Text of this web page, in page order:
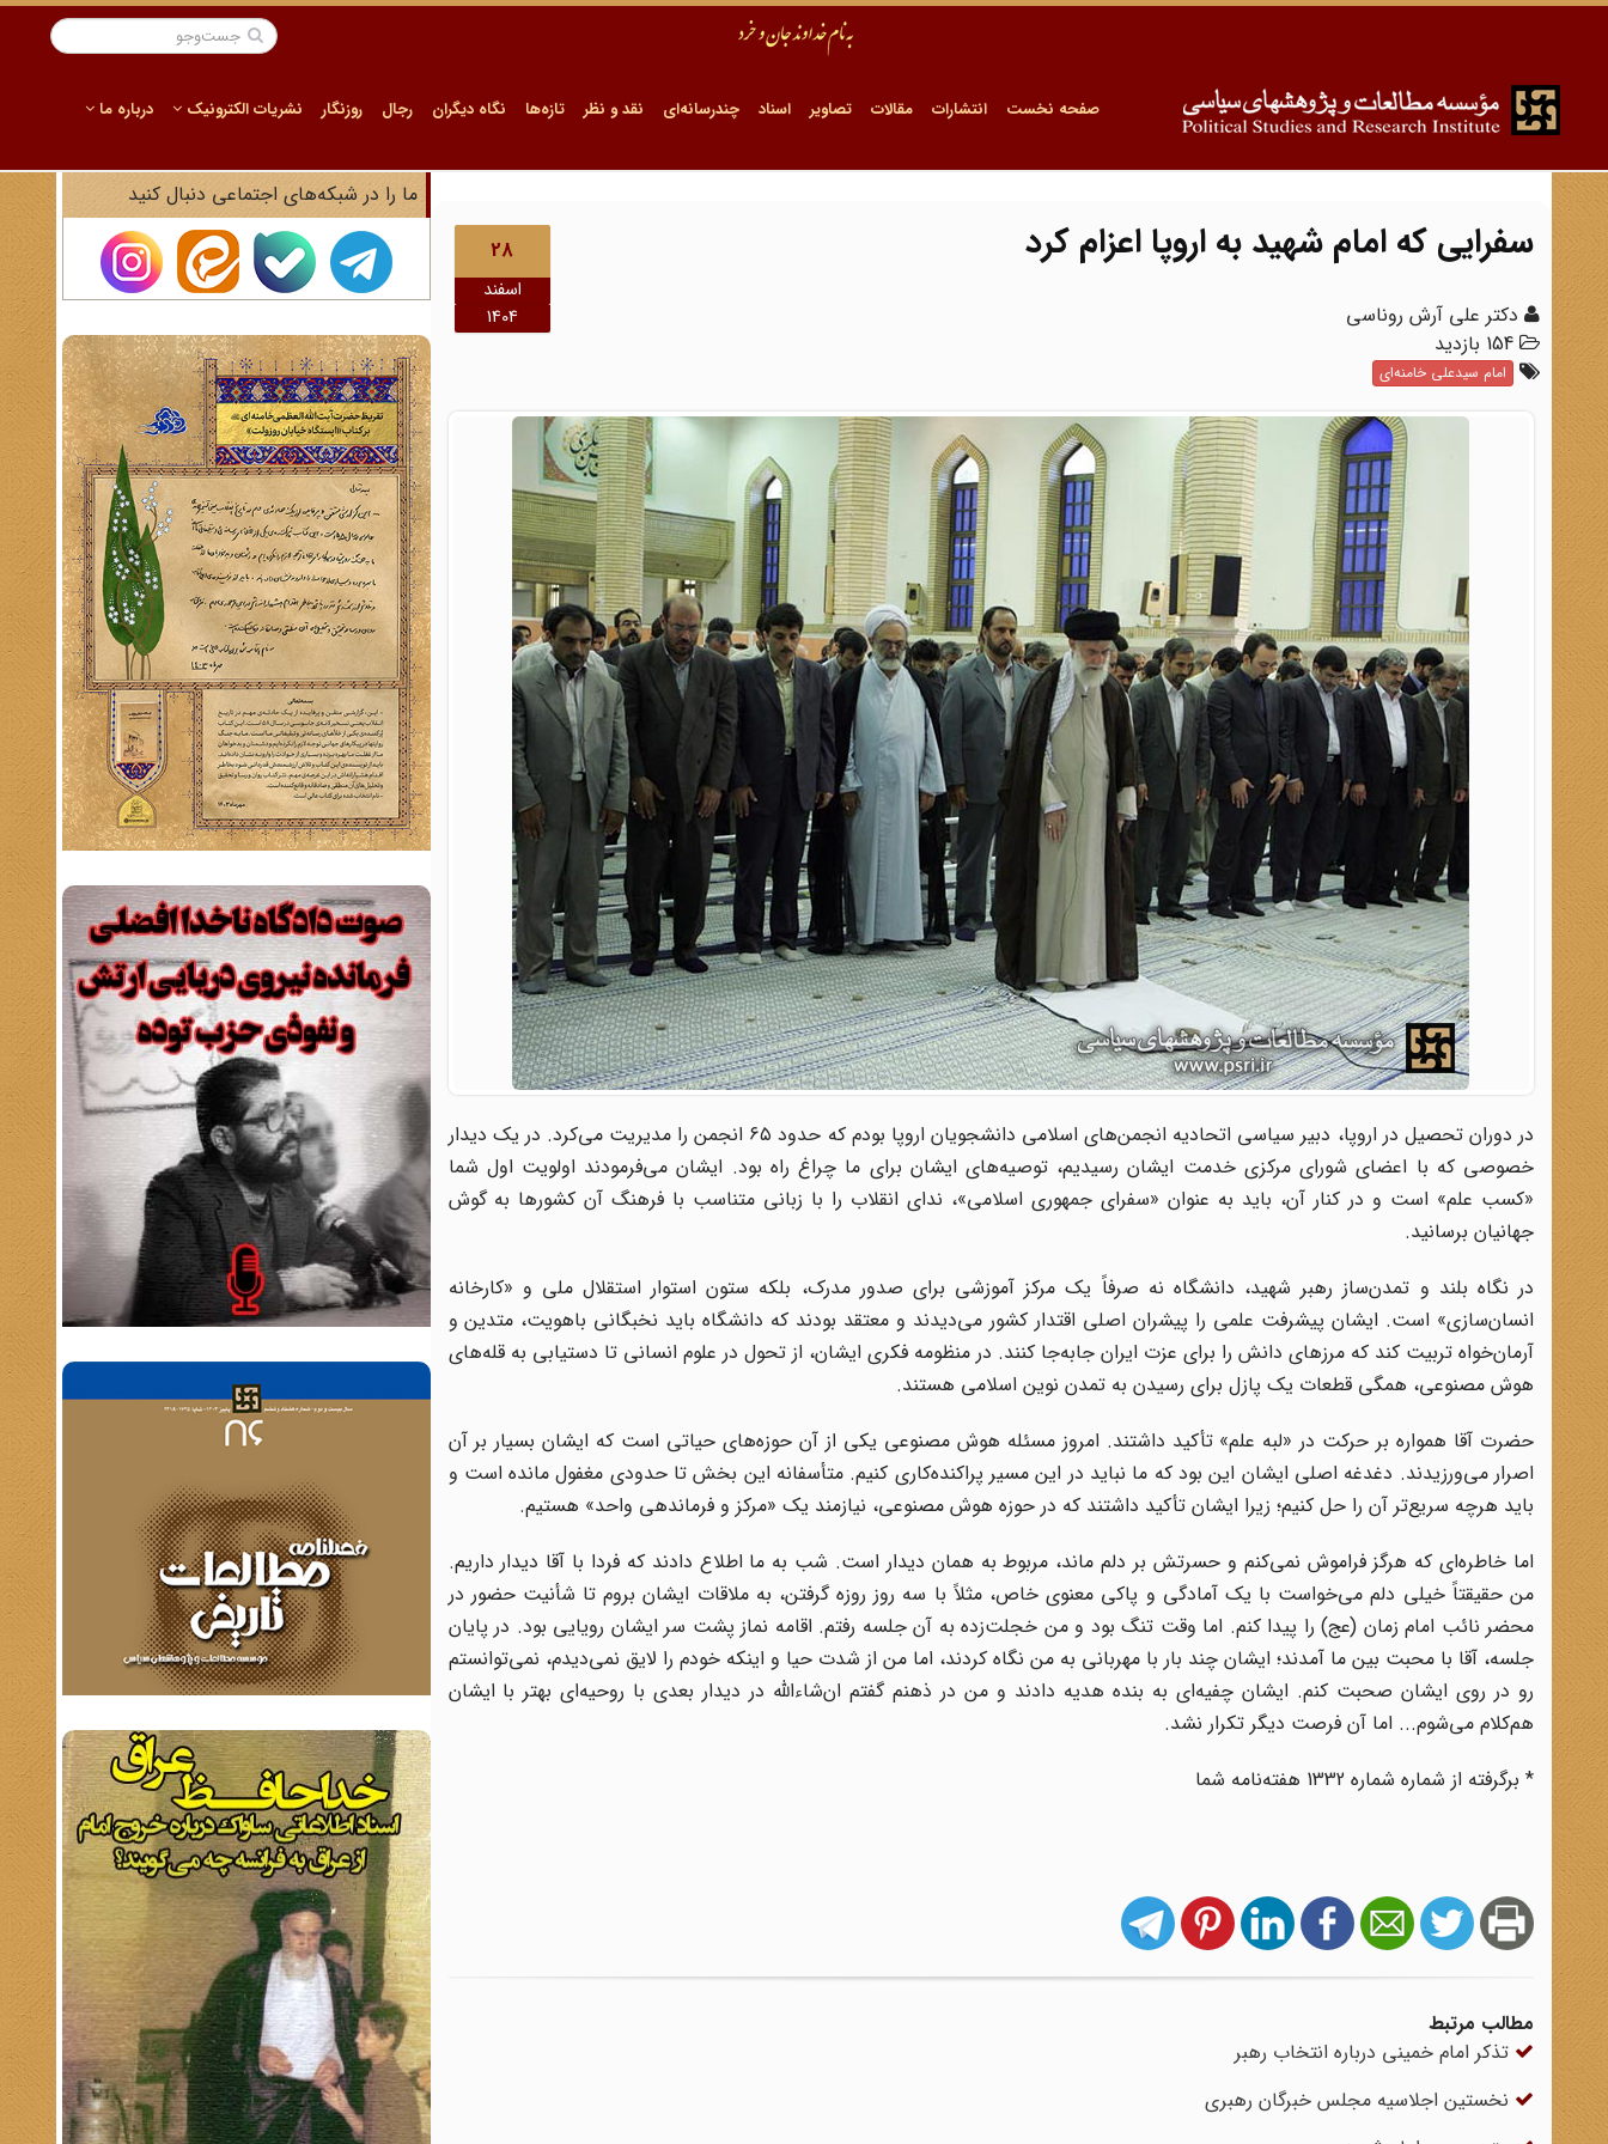
صفحه نخست انتشارات مقالات تصاویر اسناد چندرسانه‌ای نقد و نظر تازه‌ها نگاه دیگران رجال روزنگار نشریات الکترونیک درباره ما
28
اسفند
1404
سفرایی که امام شهید به اروپا اعزام کرد
دکتر علی آرش روناسی
امام سیدعلی خامنه‌ای
در دوران تحصیل در اروپا، دبیر سیاسی اتحادیه انجمن‌های اسلامی دانشجویان اروپا بودم که حدود ۶۵ انجمن را مدیریت می‌کرد. در یک دیدار
خصوصی که با اعضای شورای مرکزی خدمت ایشان رسیدیم، توصیه‌های ایشان برای ما چراغ راه بود. ایشان می‌فرمودند اولویت اول شما
«کسب علم» است و در کنار آن، باید به عنوان «سفرای جمهوری اسلامی»، ندای انقلاب را با زبانی متناسب با فرهنگ آن کشورها به گوش
جهانیان برسانید.
‌در نگاه بلند و تمدن‌ساز رهبر شهید، دانشگاه نه صرفاً یک مرکز آموزشی برای صدور مدرک، بلکه ستون استوار استقلال ملی و «کارخانه
انسان‌سازی» است. ایشان پیشرفت علمی را پیشران اصلی اقتدار کشور می‌دیدند و معتقد بودند که دانشگاه باید نخبگانی باهویت، متدین و
آرمان‌خواه تربیت کند که مرزهای دانش را برای عزت ایران جابه‌جا کنند. در منظومه فکری ایشان، از تحول در علوم انسانی تا دستیابی به قله‌های
هوش مصنوعی، همگی قطعات یک پازل برای رسیدن به تمدن نوین اسلامی هستند.
حضرت آقا همواره بر حرکت در «لبه علم» تأکید داشتند. امروز مسئله هوش مصنوعی یکی از آن حوزه‌های حیاتی است که ایشان بسیار بر آن
اصرار می‌ورزیدند. دغدغه اصلی ایشان این بود که ما نباید در این مسیر پراکنده‌کاری کنیم. متأسفانه این بخش تا حدودی مغفول مانده است و
باید هرچه سریع‌تر آن را حل کنیم؛ زیرا ایشان تأکید داشتند که در حوزه هوش مصنوعی، نیازمند یک «مرکز و فرماندهی واحد» هستیم.
اما خاطره‌ای که هرگز فراموش نمی‌کنم و حسرتش بر دلم ماند، مربوط به همان دیدار است. شب به ما اطلاع دادند که فردا با آقا دیدار داریم.
من حقیقتاً خیلی دلم می‌خواست با یک آمادگی و پاکی معنوی خاص، مثلاً با سه روز روزه گرفتن، به ملاقات ایشان بروم تا شأنیت حضور در
محضر نائب امام زمان (عج) را پیدا کنم. اما وقت تنگ بود و من خجلت‌زده به آن جلسه رفتم. اقامه نماز پشت سر ایشان رویایی بود. در پایان
جلسه، آقا با محبت بین ما آمدند؛ ایشان چند بار با مهربانی به من نگاه کردند، اما من از شدت حیا و اینکه خودم را لایق نمی‌دیدم، نمی‌توانستم
رو در روی ایشان صحبت کنم. ایشان چفیه‌ای به بنده هدیه دادند و من در ذهنم گفتم ان‌شاءالله در دیدار بعدی با روحیه‌ای بهتر با ایشان
هم‌کلام می‌شوم... اما آن فرصت دیگر تکرار نشد.
* برگرفته از شماره شماره 1332 هفته‌نامه شما
مطالب مرتبط
تذکر امام خمینی درباره انتخاب رهبر
نخستین اجلاسیه مجلس خبرگان رهبری
ما را در شبکه‌های اجتماعی دنبال کنید